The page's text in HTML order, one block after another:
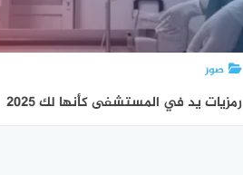
صور
رمزيات يد في المستشفى كأنها لك 2025